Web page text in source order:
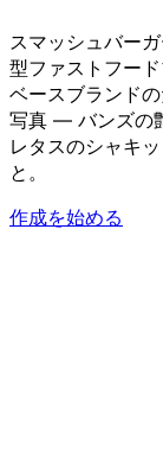
スマッシュバー
型ファストフー
ベースブランド
写真 — バンズの
レタスのシャキ
と。
作成を始める